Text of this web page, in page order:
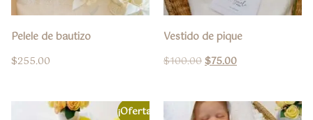
Pelele de bautizo
$255.00
Vestido de pique
$100.00$75.00
¡Oferta!